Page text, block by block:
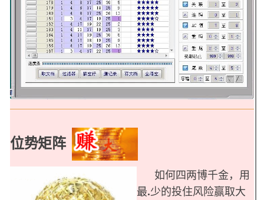
位势矩阵
如何四两博千金，用
最.少的投住风险赢取大